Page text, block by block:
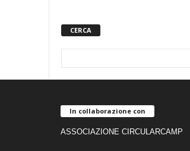
CERCA
In collaborazione con
ASSOCIAZIONE CIRCULARCAMP